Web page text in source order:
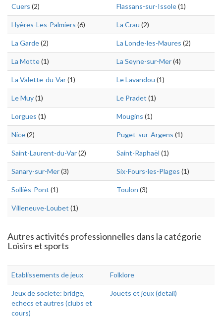
Cuers (2) Flassans-sur-Issole(1)
Hyères-Les-Palmiers (6) La Crau (2)
La Garde(2) La Londe-les-Maures (2)
La Motte(1) La Seyne-sur-Mer(4)
La Valette-du-Var(1) Le Lavandou (1)
Le Muy(1) Le Pradet (1)
Lorgues (1) Mougins (1)
Nice(2) Puget-sur-Argens (1)
Saint-Laurent-du-Var(2) Saint-Raphaël (1)
Sanary-sur-Mer(3) Six-Fours-les-Plages (1)
Solliès-Pont (1) Toulon (3)
Villeneuve-Loubet (1)
Autres activités professionnelles dans la catégorie
Loisirs et sports
Etablissements de jeux Folklore
Jeux de societe: bridge,
echecs et autres (clubs et
cours)
Jouets et jeux (detail)